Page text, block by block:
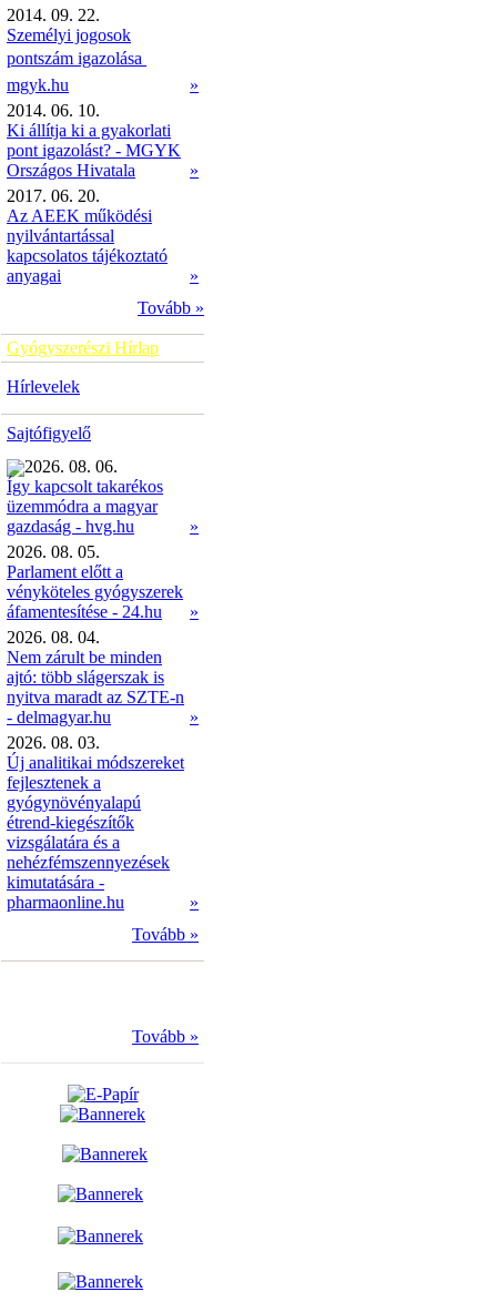
2014. 09. 22.
Személyi jogosok
pontszám igazolása 
mgyk.hu
»
2014. 06. 10.
Ki állítja ki a gyakorlati
pont igazolást? - MGYK
Országos Hivatala
»
2017. 06. 20.
Az AEEK működési
nyilvántartással
kapcsolatos tájékoztató
anyagai
»
Tovább »
Gyógyszerészi Hírlap
Hírlevelek
Sajtófigyelő
2026. 08. 06.
Így kapcsolt takarékos
üzemmódra a magyar
gazdaság - hvg.hu
»
2026. 08. 05.
Parlament előtt a
vényköteles gyógyszerek
áfamentesítése - 24.hu
»
2026. 08. 04.
Nem zárult be minden
ajtó: több slágerszak is
nyitva maradt az SZTE-n
- delmagyar.hu
»
2026. 08. 03.
Új analitikai módszereket
fejlesztenek a
gyógynövényalapú
étrend-kiegészítők
vizsgálatára és a
nehézfémszennyezések
kimutatására -
pharmaonline.hu
»
Tovább »
Tovább »